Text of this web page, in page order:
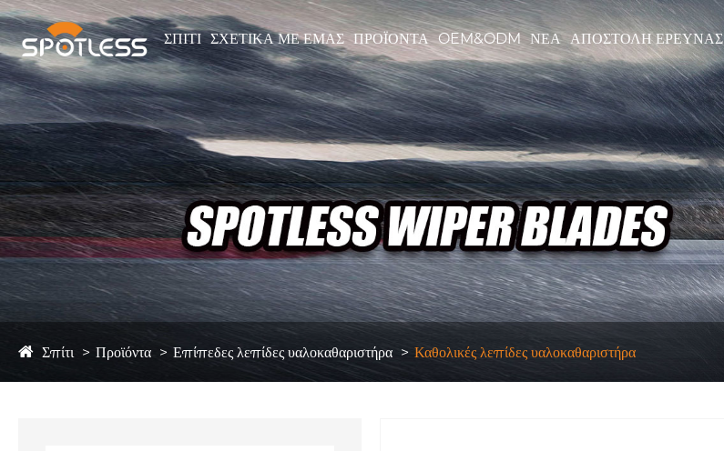
ΣΠΊΤΙ ΣΧΕΤΙΚΆ ΜΕ ΕΜΆΣ ΠΡΟΪΌΝΤΑ OEM&ODM ΝΈΑ ΑΠΟΣΤΟΛΉ ΈΡΕΥΝΑΣ
Σπίτι Προϊόντα Επίπεδες λεπίδες υαλοκαθαριστήρα Καθολικές λεπίδες υαλοκαθαριστήρα